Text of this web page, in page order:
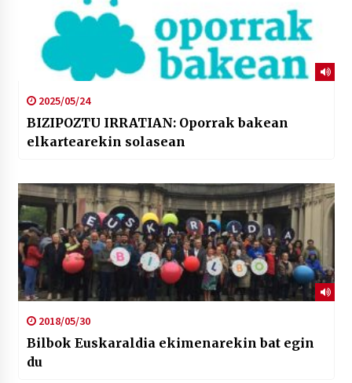
2025/05/24
BIZIPOZTU IRRATIAN: Oporrak bakean
elkartearekin solasean
2018/05/30
Bilbok Euskaraldia ekimenarekin bat egin
du